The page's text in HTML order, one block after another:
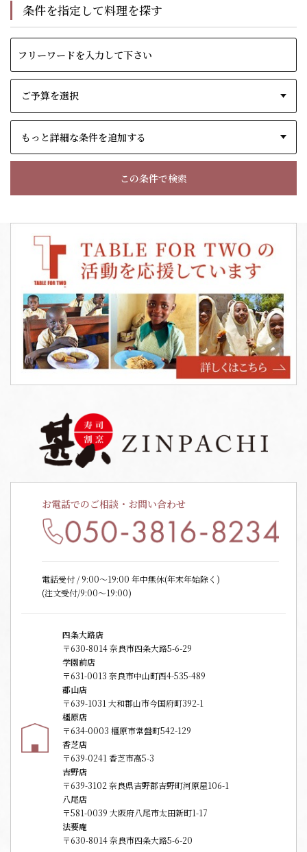
条件を指定して料理を探す
もっと詳細な条件を追加する
この条件で検索
お電話でのご相談・お問い合わせ
電話受付 / 9:00〜19:00 年中無休(年末年始除く)
(注文受付/9:00～19:00)
四条大路店
〒630-8014 奈良市四条大路5-6-29
学園前店
〒631-0013 奈良市中山町西4-535-489
郡山店
〒639-1031 大和郡山市今国府町392-1
橿原店
〒634-0003 橿原市常盤町542-129
香芝店
〒639-0241 香芝市高5-3
吉野店
〒639-3102 奈良県吉野郡吉野町河原屋106-1
八尾店
〒581-0039 大阪府八尾市太田新町1-17
法要庵
〒630-8014 奈良市四条大路5-6-20